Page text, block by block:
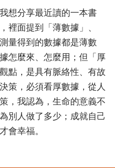
想分享最近讀的一本書
裡面提到「薄數據」、
量得到的數據都是薄數
怎麼來、怎麼用；但「厚
點，是具有脈絡性、有故
策，必須看厚數據，從人
，我認為，生命的意義不
別人做了多少；成就自己
會幸福。